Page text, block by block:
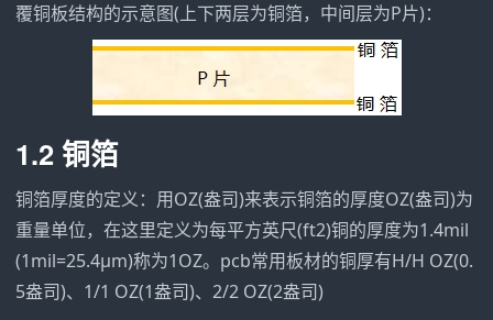
覆铜板结构的示意图(上下两层为铜箔，中间层为P片)：
1.2 铜箔
铜箔厚度的定义：用OZ(盎司)来表示铜箔的厚度OZ(盎司)为
重量单位，在这里定义为每平方英尺(ft2)铜的厚度为1.4mil
(1mil=25.4μm)称为1OZ。pcb常用板材的铜厚有H/H OZ(0.
5盎司)、1/1 OZ(1盎司)、2/2 OZ(2盎司)